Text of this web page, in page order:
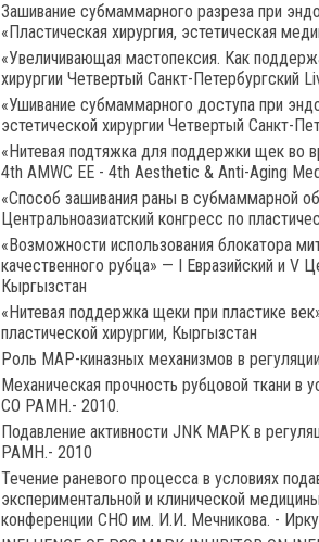
Зашивание субмаммарного разреза при
«Пластическая хирургия, эстетическая
«Увеличивающая мастопексия. Как
хирургии Четвертый Санкт-Петербургский
«Ушивание субмаммарного доступа при
эстетической хирургии Четвертый Санкт-
«Нитевая подтяжка для поддержки щек во
4th AMWC EE - 4th Aesthetic & Anti-Aging
«Способ зашивания раны в субмаммарной
Центральноазиатский конгресс по
«Возможности использования блокатора
качественного рубца» — I Евразийский и V
Кыргызстан
«Нитевая поддержка щеки при пластике
пластической хирургии, Кыргызстан
Роль MAP-киназных механизмов в
Механическая прочность рубцовой ткани
СО РАМН.- 2010.
Подавление активности JNK MAPK в
РАМН.- 2010
Течение раневого процесса в условиях
экспериментальной и клинической
конференции СНО им. И.И. Мечникова. -